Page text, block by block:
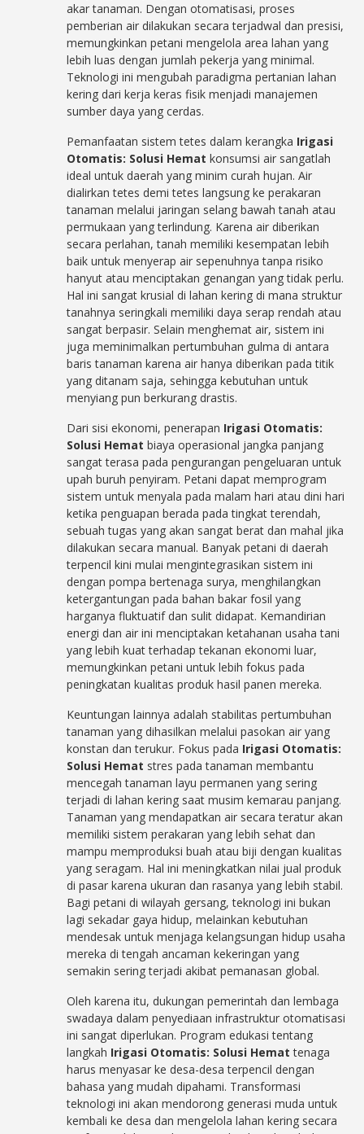
akar tanaman. Dengan otomatisasi, proses
pemberian air dilakukan secara terjadwal dan presisi,
memungkinkan petani mengelola area lahan yang
lebih luas dengan jumlah pekerja yang minimal.
Teknologi ini mengubah paradigma pertanian lahan
kering dari kerja keras fisik menjadi manajemen
sumber daya yang cerdas.
Pemanfaatan sistem tetes dalam kerangka Irigasi
Otomatis: Solusi Hemat konsumsi air sangatlah
ideal untuk daerah yang minim curah hujan. Air
dialirkan tetes demi tetes langsung ke perakaran
tanaman melalui jaringan selang bawah tanah atau
permukaan yang terlindung. Karena air diberikan
secara perlahan, tanah memiliki kesempatan lebih
baik untuk menyerap air sepenuhnya tanpa risiko
hanyut atau menciptakan genangan yang tidak perlu.
Hal ini sangat krusial di lahan kering di mana struktur
tanahnya seringkali memiliki daya serap rendah atau
sangat berpasir. Selain menghemat air, sistem ini
juga meminimalkan pertumbuhan gulma di antara
baris tanaman karena air hanya diberikan pada titik
yang ditanam saja, sehingga kebutuhan untuk
menyiang pun berkurang drastis.
Dari sisi ekonomi, penerapan Irigasi Otomatis:
Solusi Hemat biaya operasional jangka panjang
sangat terasa pada pengurangan pengeluaran untuk
upah buruh penyiram. Petani dapat memprogram
sistem untuk menyala pada malam hari atau dini hari
ketika penguapan berada pada tingkat terendah,
sebuah tugas yang akan sangat berat dan mahal jika
dilakukan secara manual. Banyak petani di daerah
terpencil kini mulai mengintegrasikan sistem ini
dengan pompa bertenaga surya, menghilangkan
ketergantungan pada bahan bakar fosil yang
harganya fluktuatif dan sulit didapat. Kemandirian
energi dan air ini menciptakan ketahanan usaha tani
yang lebih kuat terhadap tekanan ekonomi luar,
memungkinkan petani untuk lebih fokus pada
peningkatan kualitas produk hasil panen mereka.
Keuntungan lainnya adalah stabilitas pertumbuhan
tanaman yang dihasilkan melalui pasokan air yang
konstan dan terukur. Fokus pada Irigasi Otomatis:
Solusi Hemat stres pada tanaman membantu
mencegah tanaman layu permanen yang sering
terjadi di lahan kering saat musim kemarau panjang.
Tanaman yang mendapatkan air secara teratur akan
memiliki sistem perakaran yang lebih sehat dan
mampu memproduksi buah atau biji dengan kualitas
yang seragam. Hal ini meningkatkan nilai jual produk
di pasar karena ukuran dan rasanya yang lebih stabil.
Bagi petani di wilayah gersang, teknologi ini bukan
lagi sekadar gaya hidup, melainkan kebutuhan
mendesak untuk menjaga kelangsungan hidup usaha
mereka di tengah ancaman kekeringan yang
semakin sering terjadi akibat pemanasan global.
Oleh karena itu, dukungan pemerintah dan lembaga
swadaya dalam penyediaan infrastruktur otomatisasi
ini sangat diperlukan. Program edukasi tentang
langkah Irigasi Otomatis: Solusi Hemat tenaga
harus menyasar ke desa-desa terpencil dengan
bahasa yang mudah dipahami. Transformasi
teknologi ini akan mendorong generasi muda untuk
kembali ke desa dan mengelola lahan kering secara